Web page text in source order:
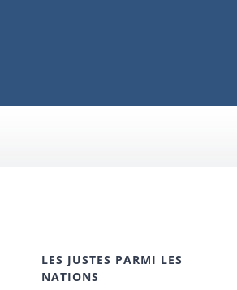
LES JUSTES PARMI LES
NATIONS